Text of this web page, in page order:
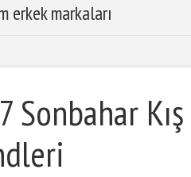
erkek markaları
Sonbahar